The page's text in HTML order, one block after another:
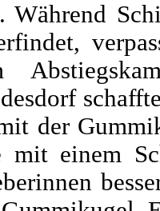
Während
der
mit einem